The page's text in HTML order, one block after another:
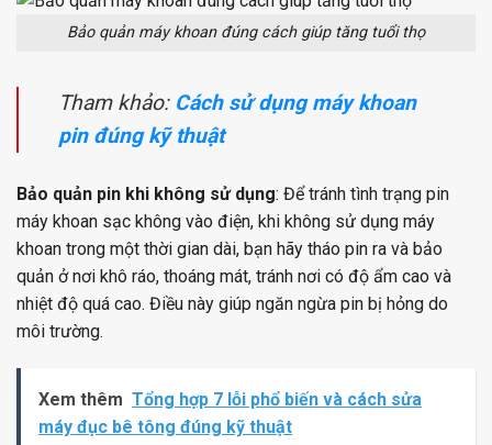
Bảo quản máy khoan đúng cách giúp tăng tuổi thọ
Tham khảo: Cách sử dụng máy khoan
pin đúng kỹ thuật
Bảo quản pin khi không sử dụng: Để tránh tình trạng pin
máy khoan sạc không vào điện, khi không sử dụng máy
khoan trong một thời gian dài, bạn hãy tháo pin ra và bảo
quản ở nơi khô ráo, thoáng mát, tránh nơi có độ ẩm cao và
nhiệt độ quá cao. Điều này giúp ngăn ngừa pin bị hỏng do
môi trường.
Xem thêm Tổng hợp 7 lỗi phổ biến và cách sửa
máy đục bê tông đúng kỹ thuật